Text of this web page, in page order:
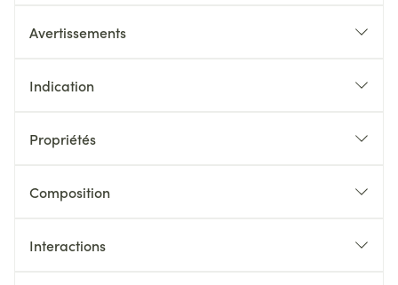
Avertissements
Indication
Propriétés
Composition
Interactions